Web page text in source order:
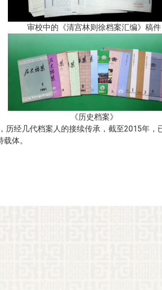
审校中的《清宫林则徐档案汇编》稿件
《历史档案》
经几代档案人的接续传承，截至2015年
体。